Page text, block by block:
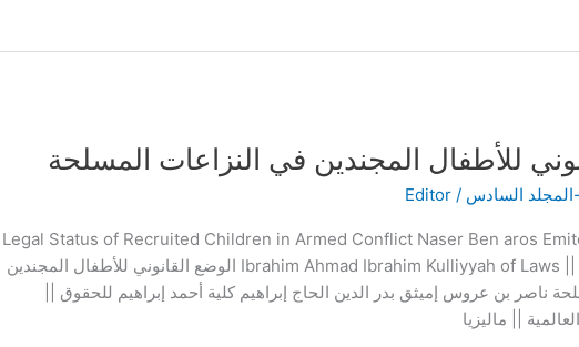
للأطفال المجندين في النزاعات المسلحة
المجلد السادس /
Editor
Legal Status of Recruited Children in Armed Conflict Naser Ben aros
Ibrahim Ahmad Ibrahim Kulliyyah of Laws || IIUM || Malaysia الوضع القانوني للأطفال المجندين
ناصر بن عروس إميثق بدر الدين الحاج إبراهيم كلية أحمد إبراهيم للحقوق ||
|| ماليزيا